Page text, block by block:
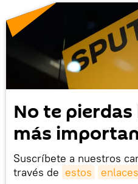
No te
más
Suscríbete a nuestros
través de estos enlaces